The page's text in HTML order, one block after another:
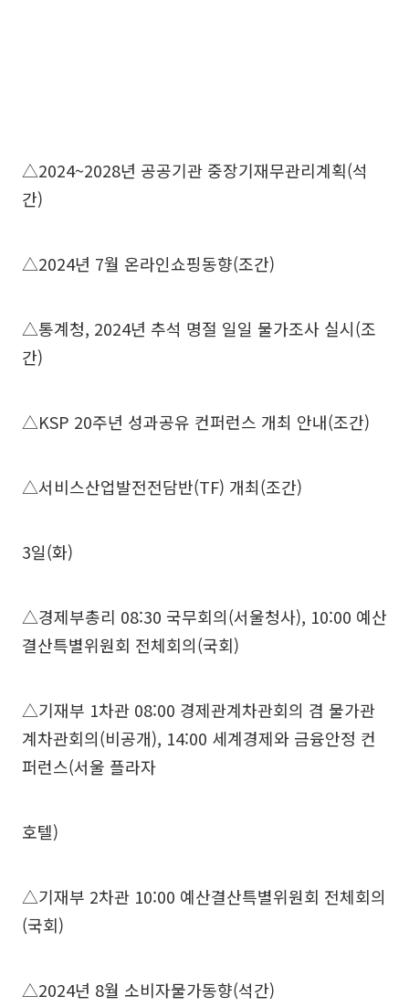
△2024~2028년 공공기관 중장기재무관리계획(석
간)
△2024년 7월 온라인쇼핑동향(조간)
△통계청, 2024년 추석 명절 일일 물가조사 실시(조
간)
△KSP 20주년 성과공유 컨퍼런스 개최 안내(조간)
△서비스산업발전전담반(TF) 개최(조간)
3일(화)
△경제부총리 08:30 국무회의(서울청사), 10:00 예산
결산특별위원회 전체회의(국회)
△기재부 1차관 08:00 경제관계차관회의 겸 물가관
계차관회의(비공개), 14:00 세계경제와 금융안정 컨
퍼런스(서울 플라자
호텔)
△기재부 2차관 10:00 예산결산특별위원회 전체회의
(국회)
△2024년 8월 소비자물가동향(석간)